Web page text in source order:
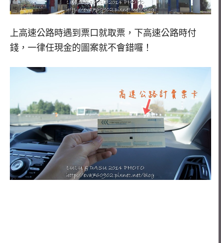
上高速公路時遇到票口就取票，下高速公路時付
錢，一律任現金的圖案就不會錯囉！